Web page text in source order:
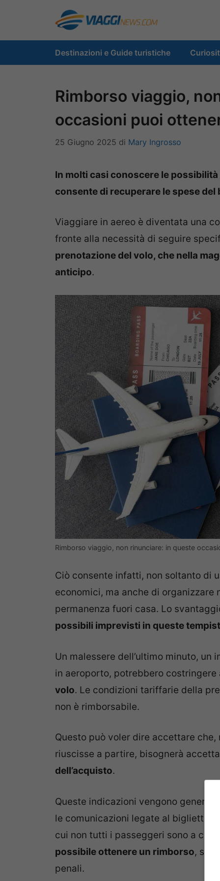
contenuto
Destinazioni e Guide turistiche
Rimborso viaggio,
occasioni puoi
25 Giugno 2025 di Mary Ingrosso
In molti casi conoscere le
consente di recuperare le spese
Viaggiare in aereo è diventata una
fronte alla necessità di seguire
prenotazione del volo, che nella
anticipo.
Rimborso viaggio, non rinunciare: in queste
Ciò consente infatti, non soltanto di
economici, ma anche di
permanenza fuori casa. Lo
possibili imprevisti in queste
Un malessere dell’ultimo minuto, un
in aeroporto, potrebbero costringere
volo. Le condizioni tariffarie della
non è rimborsabile.
Questo può voler dire accettare
riuscisse a partire, bisognerà
dell’acquisto.
Queste indicazioni vengono
le comunicazioni legate al biglietto,
cui non tutti i passeggeri sono a
possibile ottenere un rimborso,
penali.